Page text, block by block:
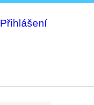
Přihlášení